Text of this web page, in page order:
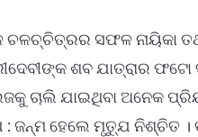
ସଫଳ ନାୟିକା
ଶବ ଯାତ୍ରାର
ଚାଲି ଯାଇଥିବା ଅନେକ
ଜନ୍ମ ହେଲେ ମୃତ୍ଯୁ ନିଶ୍ଚିତ ।